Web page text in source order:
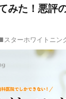
みた！悪評
スターホワイトニン